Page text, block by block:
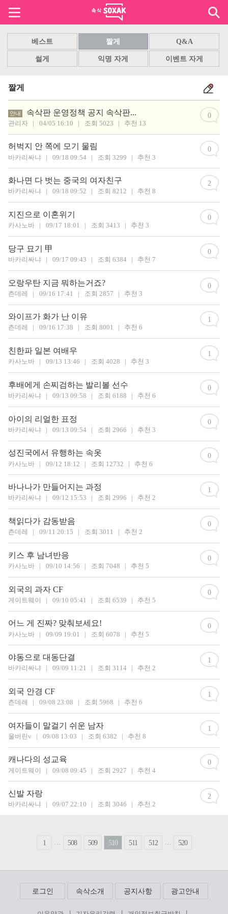
베스트 짤게 Q&A
썰게 익명 자게 이벤트 자게
짤게
안내 속삭판 운영정책 공지 속삭판...
관리자 | 04/05 16:10 | 조회 5023 | 추천 13
0
허벅지 안 쪽에 모기 물림
바카리싸냐 | 09/18 09:54 | 조회 3299 | 추천 3
0
화나면 다 벗는 중국의 여자친구
바카리싸냐 09/18 09:52 조회 8212 추천 8
2
지진으로 이혼위기
카사노바 09/17 18:01 조회 3413 추천 3
0
당구 묘기 甲
바카리싸냐 09/17 09:43 조회 6384 추천 7
0
오랑우탄 지금 뭐하는거죠?
츤데레 | 09/16 17:41 | 조회 2857 | 추천 3
0
와이프가 화가 난 이유
츤데레 09/16 17:38 조회 8001 추천 6
1
친한파 일본 여배우
카사노바 09/13 13:46 조회 4028 추천 3
1
후배에게 손찌검하는 발리볼 선수
바카리싸냐 09/13 09:58 조회 6188 추천 6
0
아이의 리얼한 표정
바카리싸냐 | 09/13 09:54 | 조회 2966 | 추천 3
0
성진국에서 유행하는 속옷
카사노바 | 09/12 18:12 | 조회 12732 | 추천 6
0
바나나가 만들어지는 과정
바카리싸냐 09/12 15:53 조회 2996 추천 2
1
책읽다가 감동받음
츤데레 09/11 20:15 조회 3011 추천 2
0
키스 후 남녀반응
카사노바 09/10 14:56 조회 7048 추천 5
0
외국의 과자 CF
게이트웨이 | 09/10 05:41 | 조회 6539 | 추천 5
0
어느 게 진짜? 맞춰보세요!
카사노바 | 09/09 19:01 | 조회 6078 | 추천 5
0
야동으로 대동단결
바카리싸냐 09/09 11:21 조회 3114 추천 2
1
외국 안경 CF
츤데레 09/08 23:08 조회 5968 추천 6
1
여자들이 말걸기 쉬운 남자
울버린v | 09/08 13:03 | 조회 6382 | 추천 8
1
캐나다의 성교육
게이트웨이 | 09/08 09:45 | 조회 2927 | 추천 4
0
신발 자랑
바카리싸냐 09/07 22:10 조회 3046 추천 2
2
1 508 509 510 511 512 520
로그인 속삭소개 공지사항 광고안내